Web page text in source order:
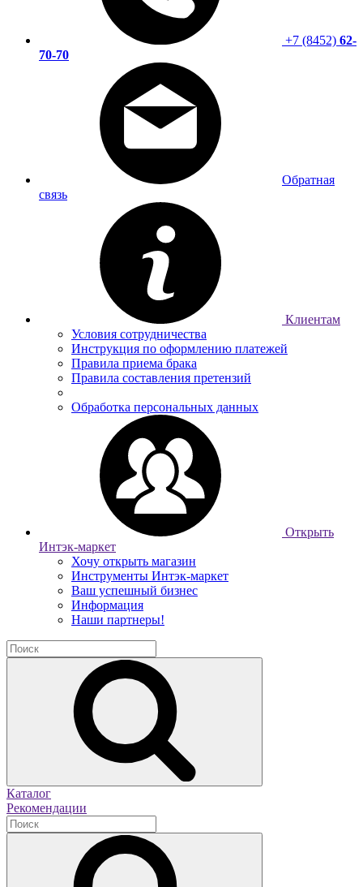
+7 (8452) 62-
70-70
Обратная
связь
Клиентам
Условия сотрудничества
Инструкция по оформлению платежей
Правила приема брака
Правила составления претензий
Обработка персональных данных
Открыть
Интэк-маркет
Хочу открыть магазин
Инструменты Интэк-маркет
Ваш успешный бизнес
Информация
Наши партнеры!
Каталог
Рекомендации